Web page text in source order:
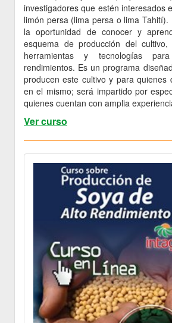
investigadores que estén interesados
limón persa (lima persa o lima
la oportunidad de conocer y
esquema de producción del
herramientas y tecnologías
rendimientos. Es un programa
producen este cultivo y para quienes
en el mismo; será impartido por
quienes cuentan con amplia
Ver curso